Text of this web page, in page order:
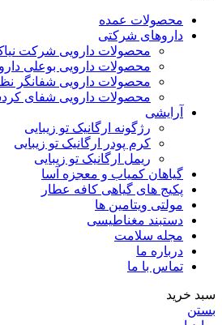
محصولات عمده
داروهای شرکتی
محصولات دارویی شرکت
محصولات دارویی بوعلی دارو
محصولات دارویی شفانگر
محصولات دارویی شفای
آرایشی
رژگونه ارگانیک تو زیبایی
کرم پودر ارگانیک تو زیبایی
ریمل ارگانیک تو زیبایی
گیاهان کمیاب و معجزه آسا
پکیج های گیاهی کافه عطار
مولتی ویتامین ها
دستبند مغناطیسی
مجله سلامت
درباره ما
تماس با ما
سبد خرید
بستن